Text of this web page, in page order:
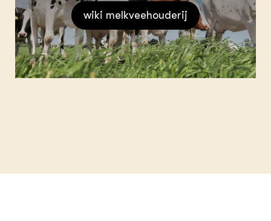
wiki melkveehouderij